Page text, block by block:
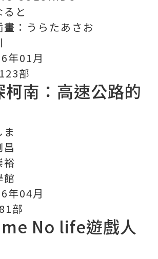
と
：うらたあさお
年01月
部
柯南 ：高速公路的
裕
館
年04月
部
No life遊戲人